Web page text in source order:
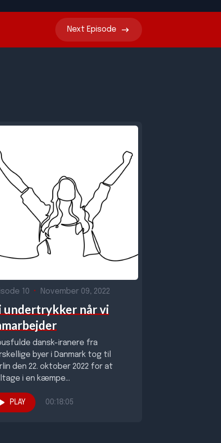
Next Episode
10 • November 09, 2022
undertrykker når vi
dansk-iranere fra
byer i Danmark tog til
den 22. oktober 2022 for at
i en kæmpe
PLAY
00:18:05